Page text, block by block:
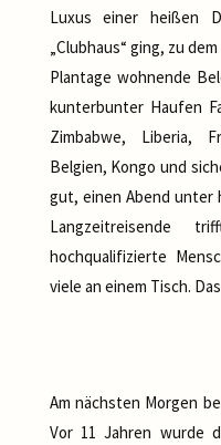
Luxus einer heißen
„Clubhaus“ ging, zu
Plantage wohnende
kunterbunter Haufen
Zimbabwe, Liberia,
Belgien, Kongo und
gut, einen Abend unter
Langzeitreisende
hochqualifizierte
viele an einem Tisch.
Am nächsten Morgen
Vor 11 Jahren wurde